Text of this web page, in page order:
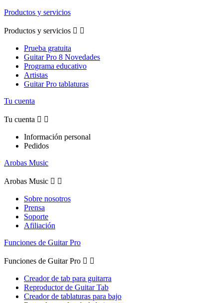
Productos y servicios
Productos y servicios  
Prueba gratuita
Guitar Pro 8 Novedades
Programa educativo
Artistas
Guitar Pro tablaturas
Tu cuenta
Tu cuenta  
Información personal
Pedidos
Arobas Music
Arobas Music  
Sobre nosotros
Prensa
Soporte
Afiliación
Funciones de Guitar Pro
Funciones de Guitar Pro  
Creador de tab para guitarra
Reproductor de Guitar Tab
Creador de tablaturas para bajo